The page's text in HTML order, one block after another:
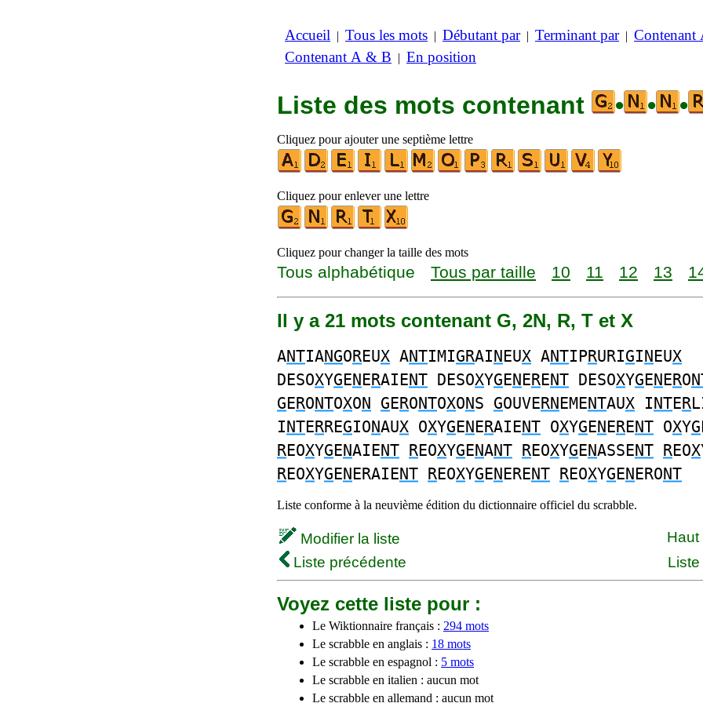
Accueil | Tous les mots | Débutant par| Terminant par| Contenant
Contenant A & B | En position
Liste des mots contenant • • •
Cliquez pour ajouter une septième lettre
Cliquez pour enlever une lettre
Cliquez pour changer la taille des mots
Tous alphabétique Tous par taille 10 11 12 13
Il y a 21 mots contenant G, 2N, R, T et X
ANTIANGOREUX ANTIMIGRAINEUX ANTIPRURIGINEUX
DESOXYGENERAIENT DESOXYGENERENT DESOXYGENERO
GERONTOXON GERONTOXONS GOUVERNEMENTAUX INTER
INTERREGIONAUX OXYGENERAIENT OXYGENERENT OXYG
REOXYGENAIENT REOXYGENANT REOXYGENASSENT REOX
REOXYGENERAIENT REOXYGENERENT REOXYGENERONT
Liste conforme à la neuvième édition du dictionnaire officiel du scrabble.
Modifier la liste
Haut
Liste précédente
Voyez cette liste pour :
Le Wiktionnaire français : 294 mots
Le scrabble en anglais : 18 mots
Le scrabble en espagnol : 5 mots
Le scrabble en italien : aucun mot
Le scrabble en allemand : aucun mot